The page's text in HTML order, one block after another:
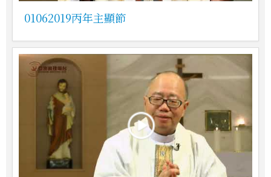
01062019丙年主顯節